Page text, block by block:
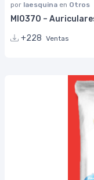
por laesquina en Otros
MI0370 –
+228 Ventas